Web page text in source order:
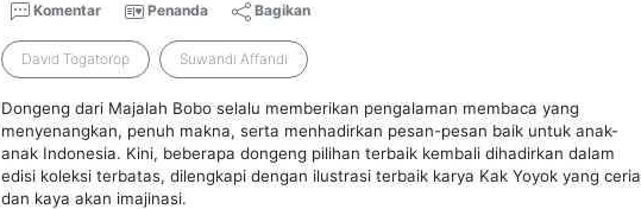
Komentar Penanda Bagikan
David Togatorop Suwandi Affandi
Dongeng dari Majalah Bobo selalu memberikan pengalaman membaca yang
menyenangkan, penuh makna, serta menhadirkan pesan-pesan baik untuk anak-
anak Indonesia. Kini, beberapa dongeng pilihan terbaik kembali dihadirkan dalam
edisi koleksi terbatas, dilengkapi dengan ilustrasi terbaik karya Kak Yoyok yang ceria
dan kaya akan imajinasi.